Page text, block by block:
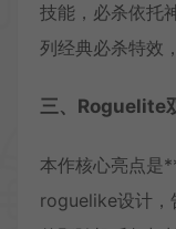
技能，必杀依托
列经典必杀特效
三、Roguelite
本作核心亮点是
roguelike设计，